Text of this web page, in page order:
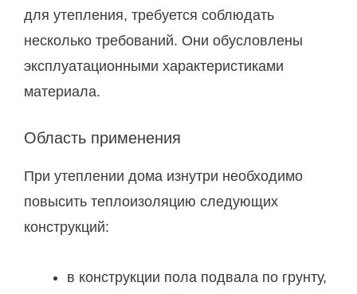
для утепления, требуется соблюдать
несколько требований. Они обусловлены
эксплуатационными характеристиками
материала.
Область применения
При утеплении дома изнутри необходимо
повысить теплоизоляцию следующих
конструкций:
в конструкции пола подвала по грунту,